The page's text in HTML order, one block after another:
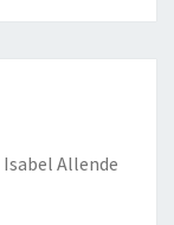
Isabel Allende